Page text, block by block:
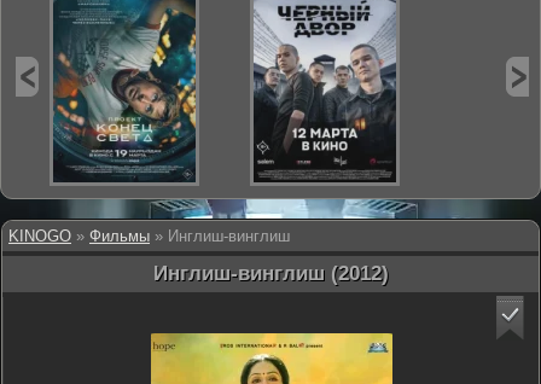
KINOGO » Фильмы » Инглиш-винглиш
Инглиш-винглиш (2012)